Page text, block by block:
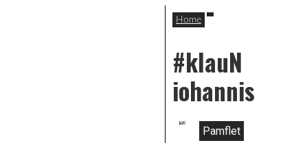
Home
#klauN
iohannis
Pamflet